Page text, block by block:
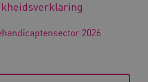
2026
.vimeo.com